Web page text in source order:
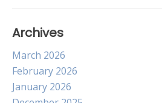
Archives
March 2026
February 2026
January 2026